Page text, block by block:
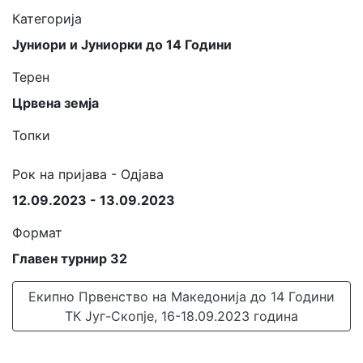
Категорија
Јуниори и Јуниорки до 14 Години
Терен
Црвена земја
Топки
Рок на пријава - Одјава
12.09.2023 - 13.09.2023
Формат
Главен турнир 32
Екипно Првенство на Македонија до 14 Години
ТК Југ-Скопје, 16-18.09.2023 година